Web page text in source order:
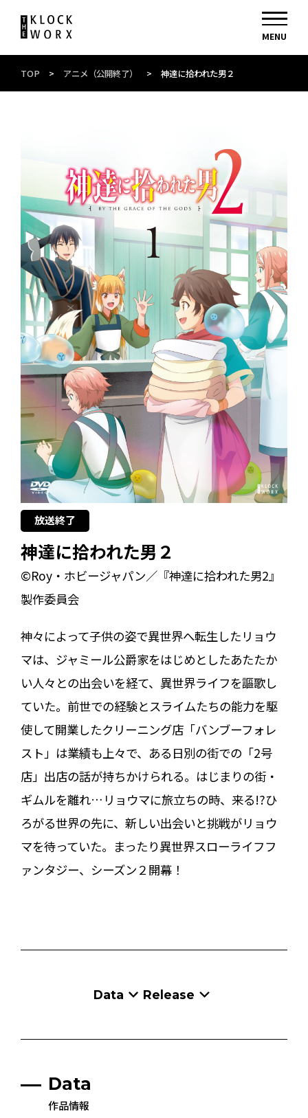
TOP > アニメ（公開終了） > 神達に拾われた男２
放送終了
神達に拾われた男２
©Roy・ホビージャパン／『神達に拾われた男2』
製作委員会
神々によって子供の姿で異世界へ転生したリョウ
マは、ジャミール公爵家をはじめとしたあたたか
い人々との出会いを経て、異世界ライフを謳歌し
ていた。前世での経験とスライムたちの能力を駆
使して開業したクリーニング店「バンブーフォレ
スト」は業績も上々で、ある日別の街での「2号
店」出店の話が持ちかけられる。はじまりの街・
ギムルを離れ…リョウマに旅立ちの時、来る!?ひ
ろがる世界の先に、新しい出会いと挑戦がリョウ
マを待っていた。まったり異世界スローライフフ
ァンタジー、シーズン２開幕！
Data Release
Data
作品情報